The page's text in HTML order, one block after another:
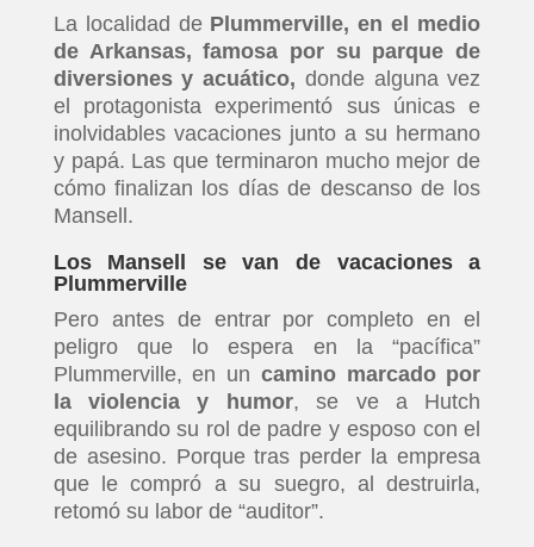
La localidad dePlummerville, en el medio
de Arkansas, famosa por su parque de
diversiones y acuático, donde alguna vez
el protagonista experimentó sus únicas e
inolvidables vacaciones junto a su hermano
y papá. Las que terminaron mucho mejor de
cómo finalizan los días de descanso de los
Mansell.
Los Mansell se van de vacaciones a
Plummerville
Pero antes de entrar por completo en el
peligro que lo espera en la “pacífica”
Plummerville, en un camino marcado por
la violencia y humor, se ve a Hutch
equilibrando su rol de padre y esposo con el
de asesino. Porque tras perder la empresa
que le compró a su suegro, al destruirla,
retomó su labor de “auditor”.